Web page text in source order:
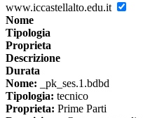
www.iccastellalto.edu.it
Nome
Tipologia
Proprieta
Descrizione
Durata
Nome: _pk_ses.1.bdbd
Tipologia: tecnico
Proprieta: Prime Parti